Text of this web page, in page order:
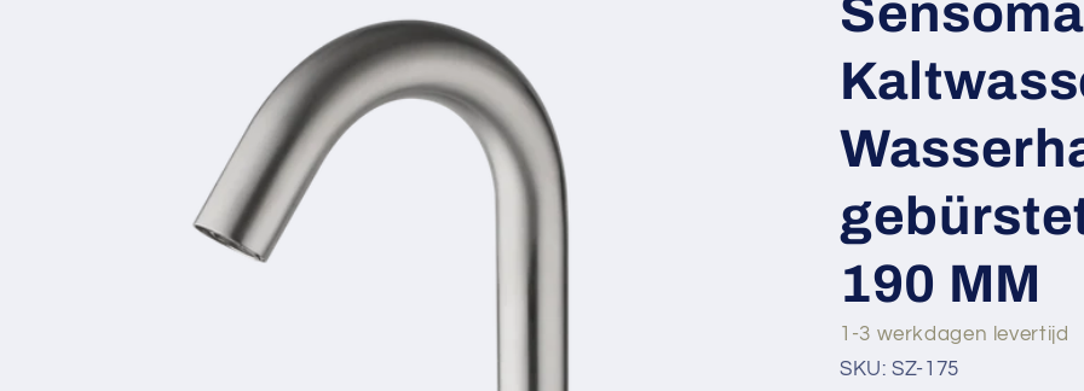
190 MM
1-3 werkdagen levertijd
SKU: SZ-175